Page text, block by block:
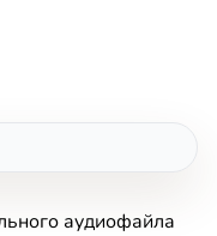
аудиофайла